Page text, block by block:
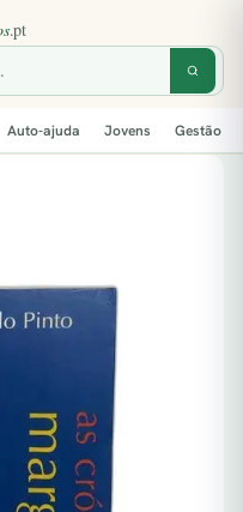
Auto-ajuda Jovens Gestão